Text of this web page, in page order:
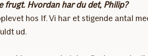
frugt. Hvordan har du det, Philip?
hos If. Vi har et stigende antal
ud.